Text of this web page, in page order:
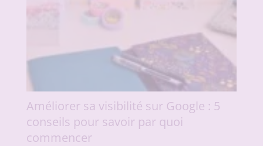
Améliorer sa visibilité sur Google : 5
conseils pour savoir par quoi
commencer